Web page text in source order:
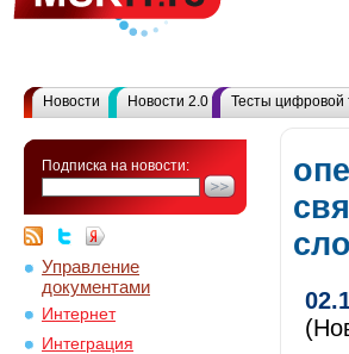
Новости Новости 2.0 Тесты цифровой
Подписка на новости:
Управление
документами
Интернет
Интеграция